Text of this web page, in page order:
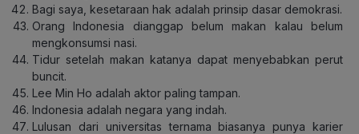
Bagi saya, kesetaraan hak adalah prinsip dasar demokrasi.
Orang Indonesia dianggap belum makan kalau belum
mengkonsumsi nasi.
Tidur setelah makan katanya dapat menyebabkan perut
buncit.
Lee Min Ho adalah aktor paling tampan.
Indonesia adalah negara yang indah.
Lulusan dari universitas ternama biasanya punya karier